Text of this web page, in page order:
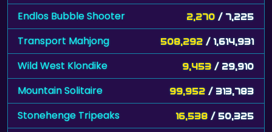
Endlos Bubble Shooter 2,270 / 7,225
Transport Mahjong 508,292 / 1,614,931
Wild West Klondike 9,453 / 29,910
Mountain Solitaire 99,952 / 313,783
Stonehenge Tripeaks 16,538 / 50,325